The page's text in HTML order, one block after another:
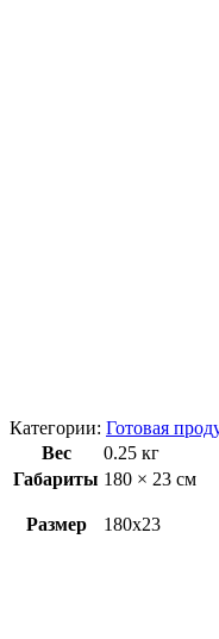
Категории: Готовая
Вес
0.25 кг
Габариты 180 × 23 см
Размер 180х23